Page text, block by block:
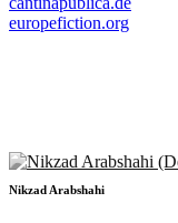
europefiction.org
Nikzad Arabshahi